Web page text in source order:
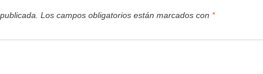
Los campos obligatorios están marcados con *